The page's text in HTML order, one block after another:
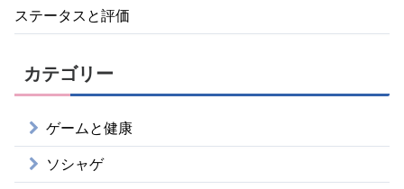
ステータスと評価
カテゴリー
ゲームと健康
ソシャゲ